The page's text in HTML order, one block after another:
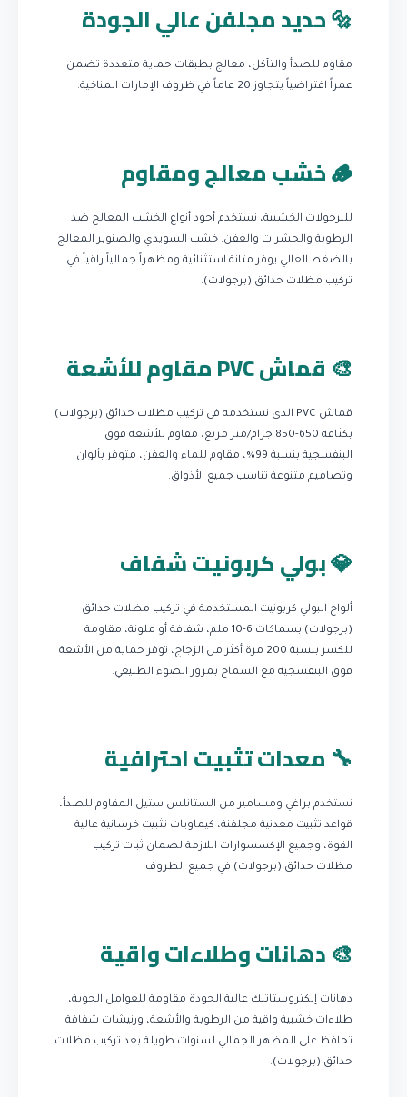
🔩 حديد مجلفن عالي الجودة
مقاوم للصدأ والتآكل، معالج بطبقات حماية متعددة تضمن
عمراً افتراضياً يتجاوز 20 عاماً في ظروف الإمارات المناخية.
🪵 خشب معالج ومقاوم
للبرجولات الخشبية، نستخدم أجود أنواع الخشب المعالج ضد
الرطوبة والحشرات والعفن. خشب السويدي والصنوبر المعالج
بالضغط العالي يوفر متانة استثنائية ومظهراً جمالياً راقياً في
تركيب مظلات حدائق (برجولات).
🎨 قماش PVC مقاوم للأشعة
قماش PVC الذي نستخدمه في تركيب مظلات حدائق (برجولات)
بكثافة 650-850 جرام/متر مربع، مقاوم للأشعة فوق
البنفسجية بنسبة 99%، مقاوم للماء والعفن، متوفر بألوان
وتصاميم متنوعة تناسب جميع الأذواق.
💎 بولي كربونيت شفاف
ألواح البولي كربونيت المستخدمة في تركيب مظلات حدائق
(برجولات) بسماكات 6-10 ملم، شفافة أو ملونة، مقاومة
للكسر بنسبة 200 مرة أكثر من الزجاج، توفر حماية من الأشعة
فوق البنفسجية مع السماح بمرور الضوء الطبيعي.
🔧 معدات تثبيت احترافية
نستخدم براغي ومسامير من الستانلس ستيل المقاوم للصدأ،
قواعد تثبيت معدنية مجلفنة، كيماويات تثبيت خرسانية عالية
القوة، وجميع الإكسسوارات اللازمة لضمان ثبات تركيب
مظلات حدائق (برجولات) في جميع الظروف.
🎨 دهانات وطلاءات واقية
دهانات إلكتروستاتيك عالية الجودة مقاومة للعوامل الجوية،
طلاءات خشبية واقية من الرطوبة والأشعة، ورنيشات شفافة
تحافظ على المظهر الجمالي لسنوات طويلة بعد تركيب مظلات
حدائق (برجولات).